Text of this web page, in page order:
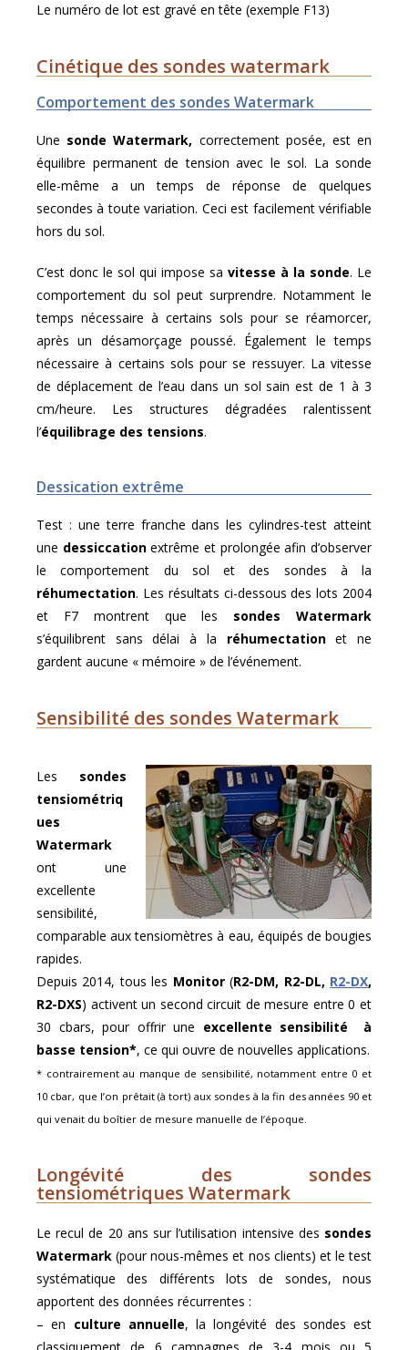
Le numéro de lot est gravé en tête (exemple F13)
Cinétique des sondes watermark
Comportement des sondes Watermark
Une sonde Watermark, correctement posée, est en
équilibre permanent de tension avec le sol. La sonde
elle-même a un temps de réponse de quelques
secondes à toute variation. Ceci est facilement vérifiable
hors du sol.
C’est donc le sol qui impose sa vitesse à la sonde. Le
comportement du sol peut surprendre. Notamment le
temps nécessaire à certains sols pour se réamorcer,
après un désamorçage poussé. Également le temps
nécessaire à certains sols pour se ressuyer. La vitesse
de déplacement de l’eau dans un sol sain est de 1 à 3
cm/heure. Les structures dégradées ralentissent
l’équilibrage des tensions.
Dessication extrême
Test : une terre franche dans les cylindres-test atteint
une dessiccationextrême et prolongée afin d’observer
le comportement du sol et des sondes à la
réhumectation. Les résultats ci-dessous des lots 2004
et F7 montrent que les sondes Watermark
s’équilibrent sans délai à la réhumectationet ne
gardent aucune « mémoire » de l’événement.
Sensibilité des sondes Watermark
Les sondes
tensiométriq
ues
Watermark
ont une
excellente
sensibilité,
comparable aux tensiomètres à eau, équipés de bougies
rapides.
Depuis 2014, tous les Monitor(R2-DM, R2-DL, R2-DX,
R2-DXS) activent un second circuit de mesure entre 0 et
30 cbars, pour offrir une excellente sensibilité à
basse tension*, ce qui ouvre de nouvelles applications.
* contrairement au manque de sensibilité, notamment entre 0 et
10 cbar, que l’on prêtait (à tort) aux sondes à la fin des années 90 et
qui venait du boîtier de mesure manuelle de l’époque.
Longévité des sondes
tensiométriques Watermark
Le recul de 20 ans sur l’utilisation intensive des sondes
Watermark (pour nous-mêmes et nos clients) et le test
systématique des différents lots de sondes, nous
apportent des données récurrentes :
– en culture annuelle, la longévité des sondes est